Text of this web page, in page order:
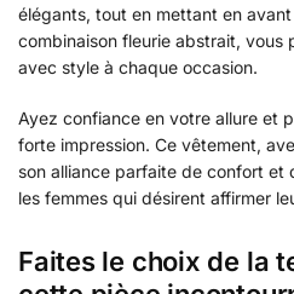
élégants, tout en mettant en
combinaison fleurie abstrait, vous
avec style à chaque occasion.
Ayez confiance en votre allure et
forte impression. Ce vêtement,
son alliance parfaite de confort et
les femmes qui désirent affirmer
Faites le choix de la